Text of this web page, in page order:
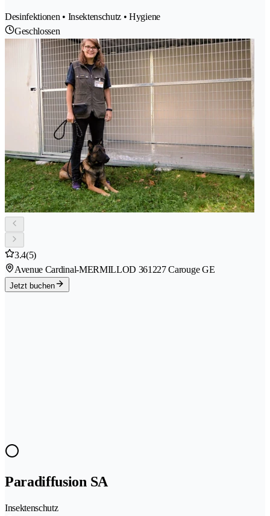
Desinfektionen • Insektenschutz • Hygiene
Geschlossen
3.4(5)
Avenue Cardinal-MERMILLOD 361227 Carouge GE
Jetzt buchen
Paradiffusion SA
Insektenschutz